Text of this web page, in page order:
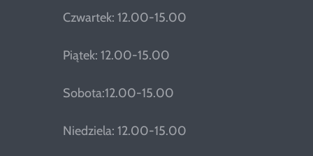
Czwartek: 12.00-15.00
Piątek: 12.00-15.00
Sobota:12.00-15.00
Niedziela: 12.00-15.00